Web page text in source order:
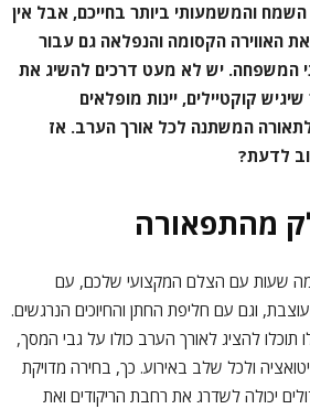
השמח והמשמעותי ביותר בחייכם, אבל אין
האווירה הקסומה והנפלאה גם עבור
המשפחה. יש לא מעט דרכים להשיג את
קוקטיילים, יינות מופלאים
המשתנה לכל אורך הערב. אז
לדעת?
מהתפאורה
שעות עם הצלם המקצועי שלכם, עם
וגם עם חליפת החתן והחיוכים הנרגשים.
תוכלו להציג לאורך הערב כולו על גבי המסך,
ולכל שלב באירוע. כך, בחירה מדויקת
יכולה לשדרג את רחבת הריקודים ואת